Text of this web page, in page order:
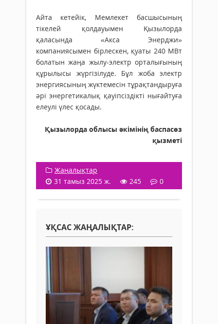
Айта кетейік, Мемлекет басшысының
тікелей қолдауымен Қызылорда
қаласында «Акса Энерджи»
компаниясымен бірлескен, қуаты 240 МВт
болатын жаңа жылу-электр орталығының
құрылысы жүргізілуде. Бұл жоба электр
энергиясының жүктемесін тұрақтандыруға
әрі энергетикалық қауіпсіздікті нығайтуға
елеулі үлес қосады.
Қызылорда облысы әкімінің баспасөз
қызметі
Жаңалықтар
31 тамыз 2025 ж.
245 0
ҰҚСАС ЖАҢАЛЫҚТАР: